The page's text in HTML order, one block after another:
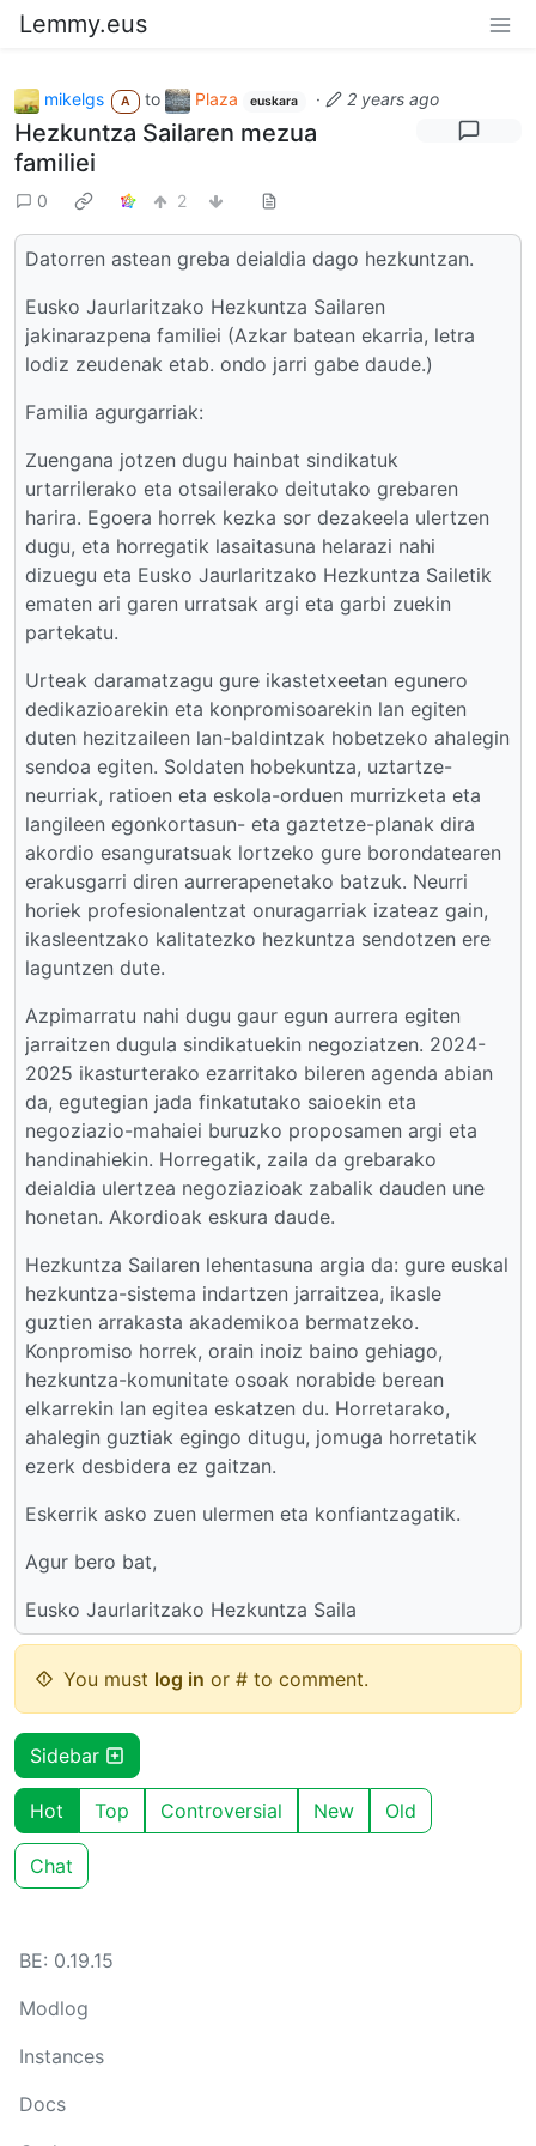
Lemmy.eus
mikelgs A to Plaza euskara · 2 years ago
Hezkuntza Sailaren mezua
familiei
0 2
Datorren astean greba deialdia dago hezkuntzan.
Eusko Jaurlaritzako Hezkuntza Sailaren
jakinarazpena familiei (Azkar batean ekarria, letra
lodiz zeudenak etab. ondo jarri gabe daude.)
Familia agurgarriak:
Zuengana jotzen dugu hainbat sindikatuk
urtarrilerako eta otsailerako deitutako grebaren
harira. Egoera horrek kezka sor dezakeela ulertzen
dugu, eta horregatik lasaitasuna helarazi nahi
dizuegu eta Eusko Jaurlaritzako Hezkuntza Sailetik
ematen ari garen urratsak argi eta garbi zuekin
partekatu.
Urteak daramatzagu gure ikastetxeetan egunero
dedikazioarekin eta konpromisoarekin lan egiten
duten hezitzaileen lan-baldintzak hobetzeko ahalegin
sendoa egiten. Soldaten hobekuntza, uztartze-
neurriak, ratioen eta eskola-orduen murrizketa eta
langileen egonkortasun- eta gaztetze-planak dira
akordio esanguratsuak lortzeko gure borondatearen
erakusgarri diren aurrerapenetako batzuk. Neurri
horiek profesionalentzat onuragarriak izateaz gain,
ikasleentzako kalitatezko hezkuntza sendotzen ere
laguntzen dute.
Azpimarratu nahi dugu gaur egun aurrera egiten
jarraitzen dugula sindikatuekin negoziatzen. 2024-
2025 ikasturterako ezarritako bileren agenda abian
da, egutegian jada finkatutako saioekin eta
negoziazio-mahaiei buruzko proposamen argi eta
handinahiekin. Horregatik, zaila da grebarako
deialdia ulertzea negoziazioak zabalik dauden une
honetan. Akordioak eskura daude.
Hezkuntza Sailaren lehentasuna argia da: gure euskal
hezkuntza-sistema indartzen jarraitzea, ikasle
guztien arrakasta akademikoa bermatzeko.
Konpromiso horrek, orain inoiz baino gehiago,
hezkuntza-komunitate osoak norabide berean
elkarrekin lan egitea eskatzen du. Horretarako,
ahalegin guztiak egingo ditugu, jomuga horretatik
ezerk desbidera ez gaitzan.
Eskerrik asko zuen ulermen eta konfiantzagatik.
Agur bero bat,
Eusko Jaurlaritzako Hezkuntza Saila
You must log in or # to comment.
Sidebar
Hot Top Controversial New Old
Chat
BE: 0.19.15
Modlog
Instances
Docs